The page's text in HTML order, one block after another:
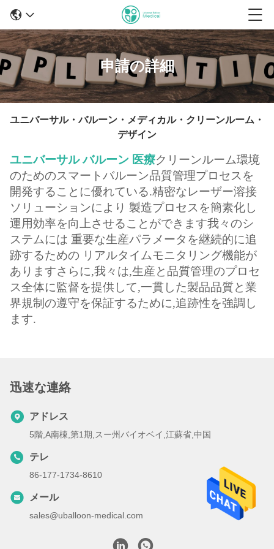
申請の詳細
ユニバーサル・バルーン・メディカル・クリーンルーム・
デザイン
ユニバーサル バルーン 医療クリーンルーム環境
のためのスマートバルーン品質管理プロセスを
開発することに優れている.精密なレーザー溶接
ソリューションにより 製造プロセスを簡素化し
運用効率を向上させることができます我々のシ
ステムには 重要な生産パラメータを継続的に追
跡するための リアルタイムモニタリング機能が
ありますさらに,我々は,生産と品質管理のプロセ
ス全体に監督を提供して,一貫した製品品質と業
界規制の遵守を保証するために,追跡性を強調し
ます.
迅速な連絡
アドレス
5階,A南棟,第1期,スー州バイオベイ,江蘇省,中国
テレ
86-177-1734-8610
メール
sales@uballoon-medical.com